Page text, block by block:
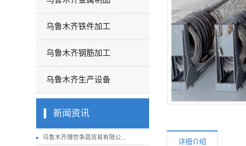
乌鲁木齐铁件加工
乌鲁木齐钢筋加工
乌鲁木齐生产设备
新闻资讯
乌鲁木齐博世争昌贸易有限公...
详细介绍